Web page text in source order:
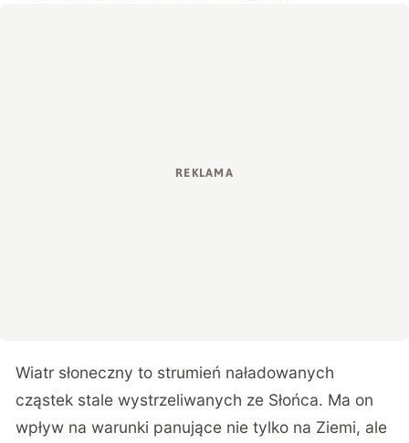
Wiatr słoneczny to strumień naładowanych
cząstek stale wystrzeliwanych ze Słońca. Ma on
wpływ na warunki panujące nie tylko na Ziemi, ale